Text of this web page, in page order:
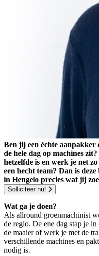
Ben jij een échte
de hele dag op machines
hetzelfde is en werk je net
een hecht team? Dan is
in Hengelo precies wat jij
Solliciteer nu!
Wat ga je doen?
Als allround groenmachinist
de regio. De ene dag stap je
de maaier of werk je met de
verschillende machines en
nodig is.